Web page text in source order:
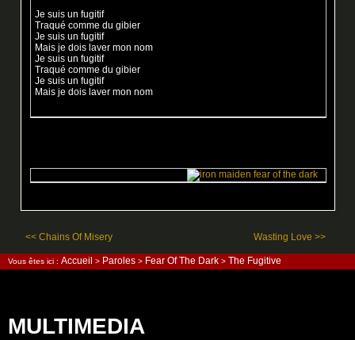
Je suis un fugitif
Traqué comme du gibier
Je suis un fugitif
Mais je dois laver mon nom
Je suis un fugitif
Traqué comme du gibier
Je suis un fugitif
Mais je dois laver mon nom
<< Chains Of Misery Wasting Love >>
Vous êtes ici : Accueil > Paroles > Fear Of The Dark > The Fugitive
MULTIMEDIA